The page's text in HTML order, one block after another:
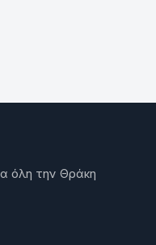
όλη την Θράκη